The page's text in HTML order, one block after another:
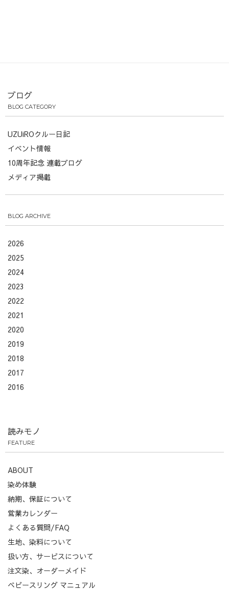
ブログ
BLOG CATEGORY
UZUiROクルー日記
イベント情報
10周年記念 連載ブログ
メディア掲載
BLOG ARCHIVE
2026
2025
2024
2023
2022
2021
2020
2019
2018
2017
2016
読みモノ
FEATURE
ABOUT
染め体験
納期、保証について
営業カレンダー
よくある質問/FAQ
生地、染料について
扱い方、サービスについて
注文染、オーダーメイド
ベビースリング マニュアル